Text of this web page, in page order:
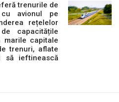
trenurile de
avionul pe
rețelelor
capacitățile
marile capitale
trenuri, aflate
ieftinească